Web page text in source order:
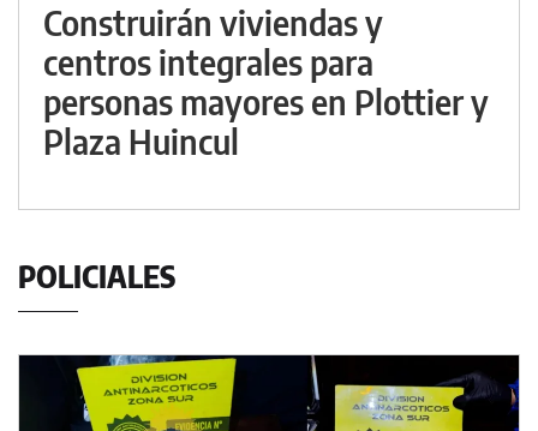
Construirán viviendas y
centros integrales para
personas mayores en Plottier y
Plaza Huincul
POLICIALES